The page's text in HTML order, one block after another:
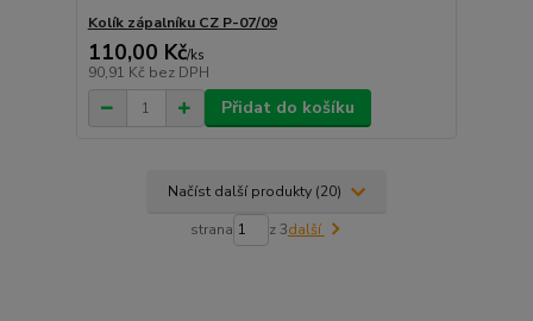
Kolík zápalníku CZ P-07/09
110,00 Kč/ks
90,91 Kč bez DPH
Přidat do košíku
Načíst další produkty (20)
strana z 3další